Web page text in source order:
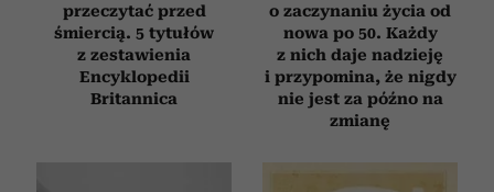
przeczytać przed
śmiercią. 5 tytułów
z zestawienia
Encyklopedii
Britannica
o zaczynaniu życia od
nowa po 50. Każdy
z nich daje nadzieję
i przypomina, że nigdy
nie jest za późno na
zmianę